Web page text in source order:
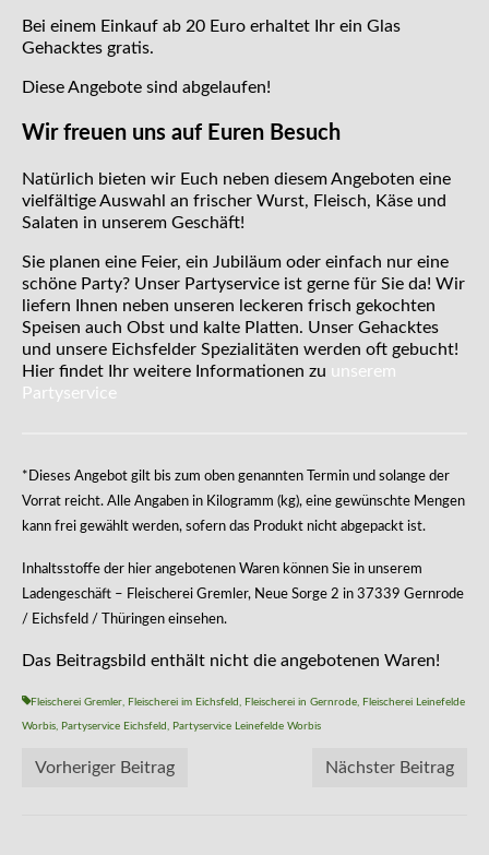
Bei einem Einkauf ab 20 Euro erhaltet Ihr ein Glas
Gehacktes gratis.
Diese Angebote sind abgelaufen!
Wir freuen uns auf Euren Besuch
Natürlich bieten wir Euch neben diesem Angeboten eine
vielfältige Auswahl an frischer Wurst, Fleisch, Käse und
Salaten in unserem Geschäft!
Sie planen eine Feier, ein Jubiläum oder einfach nur eine
schöne Party? Unser Partyservice ist gerne für Sie da! Wir
liefern Ihnen neben unseren leckeren frisch gekochten
Speisen auch Obst und kalte Platten. Unser Gehacktes
und unsere Eichsfelder Spezialitäten werden oft gebucht!
Hier findet Ihr weitere Informationen zu unserem
Partyservice
*Dieses Angebot gilt bis zum oben genannten Termin und solange der
Vorrat reicht. Alle Angaben in Kilogramm (kg), eine gewünschte Mengen
kann frei gewählt werden, sofern das Produkt nicht abgepackt ist.
Inhaltsstoffe der hier angebotenen Waren können Sie in unserem
Ladengeschäft – Fleischerei Gremler, Neue Sorge 2 in 37339 Gernrode
/ Eichsfeld / Thüringen einsehen.
Das Beitragsbild enthält nicht die angebotenen Waren!
Fleischerei Gremler Fleischerei im Eichsfeld Fleischerei in Gernrode Fleischerei Leinefelde
Worbis Partyservice Eichsfeld Partyservice Leinefelde Worbis
Vorheriger Beitrag Nächster Beitrag